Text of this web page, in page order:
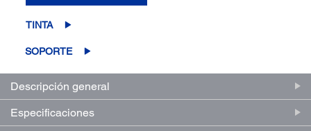
TINTA
SOPORTE
Descripción general
Especificaciones